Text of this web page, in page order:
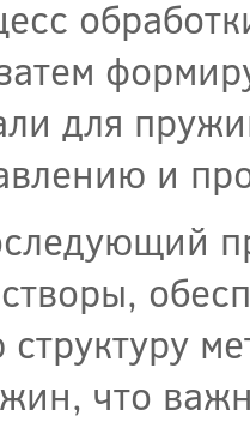
для
и
структуру
что